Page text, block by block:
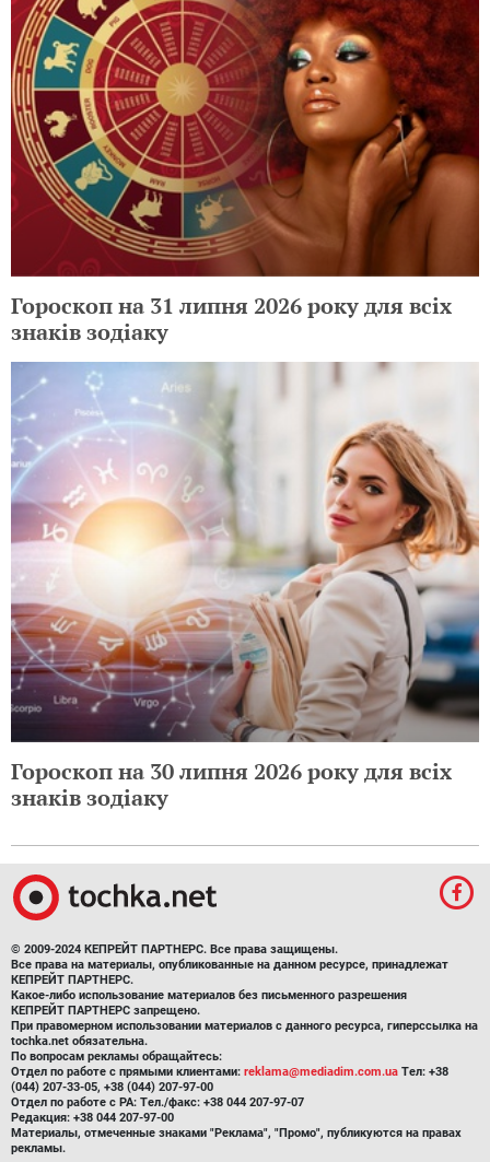
Гороскоп на 31 липня 2026 року для всіх
знаків зодіаку
Гороскоп на 30 липня 2026 року для всіх
знаків зодіаку
© 2009-2024 КЕПРЕЙТ ПАРТНЕРС. Все права защищены.
Все права на материалы, опубликованные на данном ресурсе, принадлежат
КЕПРЕЙТ ПАРТНЕРС.
Какое-либо использование материалов без письменного разрешения
КЕПРЕЙТ ПАРТНЕРС запрещено.
При правомерном использовании материалов с данного ресурса, гиперссылка на
tochka.net обязательна.
По вопросам рекламы обращайтесь:
Отдел по работе с прямыми клиентами: reklama@mediadim.com.ua Тел: +38
(044) 207-33-05, +38 (044) 207-97-00
Отдел по работе с РА: Тел./факс: +38 044 207-97-07
Редакция: +38 044 207-97-00
Материалы, отмеченные знаками "Реклама", "Промо", публикуются на правах
рекламы.